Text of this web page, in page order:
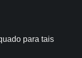
para tais